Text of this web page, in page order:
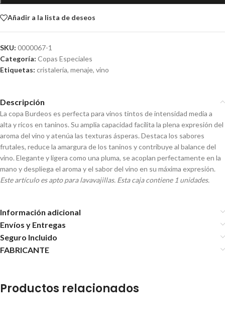
Añadir a la lista de deseos
SKU: 0000067-1
Categoría: Copas Especiales
Etiquetas: cristalería, menaje, vino
Descripción
La copa Burdeos es perfecta para vinos tintos de intensidad media a
alta y ricos en taninos. Su amplia capacidad facilita la plena expresión del
aroma del vino y atenúa las texturas ásperas. Destaca los sabores
frutales, reduce la amargura de los taninos y contribuye al balance del
vino. Elegante y ligera como una pluma, se acoplan perfectamente en la
mano y despliega el aroma y el sabor del vino en su máxima expresión.
Este artículo es apto para lavavajillas. Esta caja contiene 1 unidades.
Información adicional
Envíos y Entregas
Seguro Incluido
FABRICANTE
Productos relacionados